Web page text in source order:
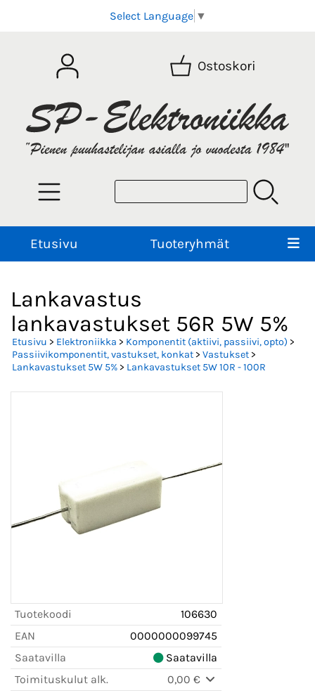
Select Language ▼
Ostoskori
Etusivu Tuoteryhmät
Lankavastus
lankavastukset 56R 5W 5%
Etusivu > Elektroniikka > Komponentit (aktiivi, passiivi, opto) >
Passiivikomponentit, vastukset, konkat> Vastukset>
Lankavastukset 5W 5%> Lankavastukset 5W 10R - 100R
Tuotekoodi
106630
EAN
0000000099745
Saatavilla
Saatavilla
Toimituskulut alk.
0,00 €